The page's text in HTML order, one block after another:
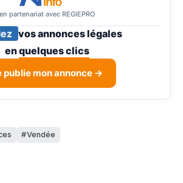
en partenariat avec REGIEPRO
vos annonces légales
enquelques clics
publie mon annonce →
Vendée